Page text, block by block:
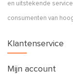
en uitstekende
consumenten van
Klantenservice
Mijn account